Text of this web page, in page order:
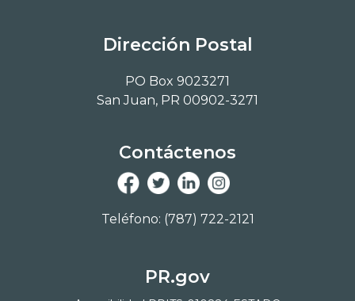
Dirección Postal
PO Box 9023271
San Juan, PR 00902-3271
Contáctenos
Teléfono: (787) 722-2121
PR.gov